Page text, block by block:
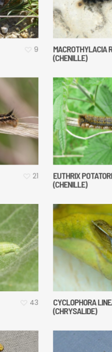
9
MACROTHYLACIA
(CHENILLE)
21
EUTHRIX
(CHENILLE)
43
CYCLOPHORA
(CHRYSALIDE)